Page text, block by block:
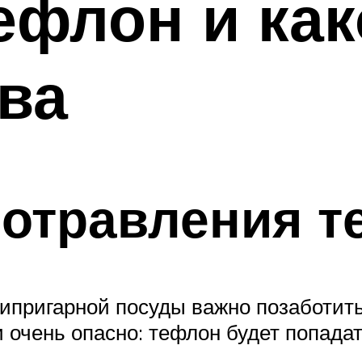
и
посуды важно
опасно: тефлон будет